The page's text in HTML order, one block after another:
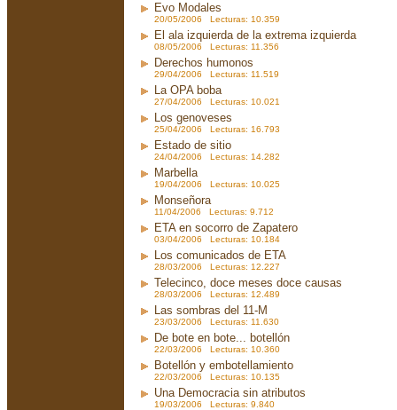
Evo Modales
20/05/2006 Lecturas: 10.359
El ala izquierda de la extrema izquierda
08/05/2006 Lecturas: 11.356
Derechos humonos
29/04/2006 Lecturas: 11.519
La OPA boba
27/04/2006 Lecturas: 10.021
Los genoveses
25/04/2006 Lecturas: 16.793
Estado de sitio
24/04/2006 Lecturas: 14.282
Marbella
19/04/2006 Lecturas: 10.025
Monseñora
11/04/2006 Lecturas: 9.712
ETA en socorro de Zapatero
03/04/2006 Lecturas: 10.184
Los comunicados de ETA
28/03/2006 Lecturas: 12.227
Telecinco, doce meses doce causas
28/03/2006 Lecturas: 12.489
Las sombras del 11-M
23/03/2006 Lecturas: 11.630
De bote en bote... botellón
22/03/2006 Lecturas: 10.360
Botellón y embotellamiento
22/03/2006 Lecturas: 10.135
Una Democracia sin atributos
19/03/2006 Lecturas: 9.840